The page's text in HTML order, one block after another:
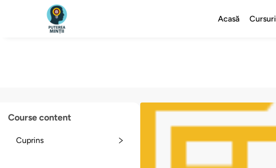
Acasă Cursuri
Course content
Cuprins